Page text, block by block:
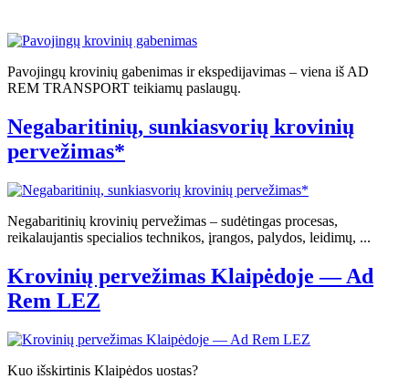
Pavojingų krovinių gabenimas ir ekspedijavimas – viena iš AD
REM TRANSPORT teikiamų paslaugų.
Negabaritinių, sunkiasvorių krovinių
pervežimas*
Negabaritinių krovinių pervežimas – sudėtingas procesas,
reikalaujantis specialios technikos, įrangos, palydos, leidimų, ...
Krovinių pervežimas Klaipėdoje — Ad
Rem LEZ
Kuo išskirtinis Klaipėdos uostas?